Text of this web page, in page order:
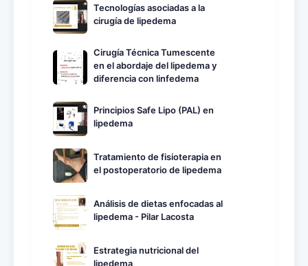
Tecnologías asociadas a la
cirugía de lipedema
Cirugía Técnica Tumescente
en el abordaje del lipedema y
diferencia con linfedema
Principios Safe Lipo (PAL) en
lipedema
Tratamiento de fisioterapia en
el postoperatorio de lipedema
Análisis de dietas enfocadas al
lipedema - Pilar Lacosta
Estrategia nutricional del
lipedema